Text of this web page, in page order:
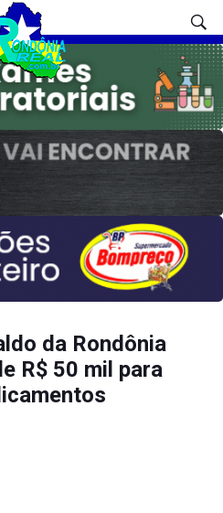
da Rondônia
R$ 50 mil para